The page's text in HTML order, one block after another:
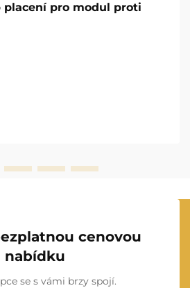
placení pro modul proti
cenovou
nabídku
se s vámi brzy spojí.